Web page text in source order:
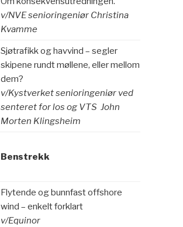
v/NVE senioringeniør Christina
Kvamme
Sjøtrafikk og havvind – segler
skipene rundt møllene, eller mellom
dem?
v/Kystverket senioringeniør ved
senteret for los og VTS John
Morten Klingsheim
Benstrekk
Flytende og bunnfast offshore
wind – enkelt forklart
v/Equinor